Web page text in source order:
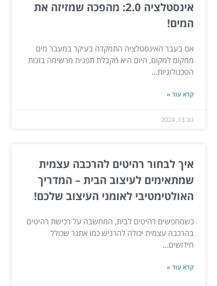
אינסטלציה 2.0: מהפכה שמזיזה את
המים!
אם בעבר האינסטלציה התמקדה בעיקר במעבר מים
ממקום למקום, היום היא מקבלת תפנית מרשימה בזכות
הטכנולוגיות...
קרא עוד »
נוב 13, 2024
איך לבחור רהיטים להרכבה עצמית
שמתאימים לעיצוב הבית – המדריך
האולטימטיבי לאומני העיצוב שלכם!
כשמחפשים רהיטים לבית, המחשבה על רכישת רהיטים
בהרכבה עצמית יכולה להרגיש כמו אתגר שכולל
חידושים...
קרא עוד »